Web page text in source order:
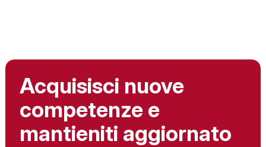
Acquisisci nuove
competenze e
mantieniti aggiornato